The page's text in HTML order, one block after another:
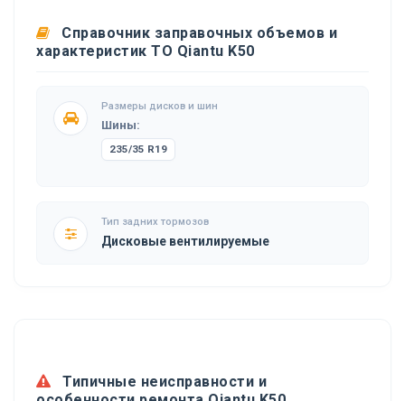
Справочник заправочных объемов и
характеристик ТО Qiantu K50
Размеры дисков и шин
Шины:
235/35 R19
Тип задних тормозов
Дисковые вентилируемые
Типичные неисправности и